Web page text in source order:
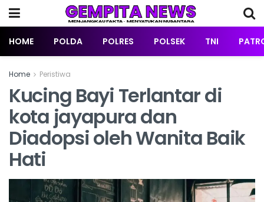
HOME POLDA POLRES POLSEK TNI
Home Peristiwa
Kucing Bayi Terlantar di
kota jayapura dan
Diadopsi oleh Wanita Baik
Hati